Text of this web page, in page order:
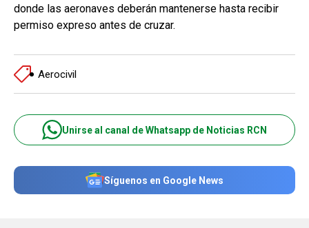
donde las aeronaves deberán mantenerse hasta recibir
permiso expreso antes de cruzar.
Aerocivil
Unirse al canal de Whatsapp de Noticias RCN
Síguenos en Google News